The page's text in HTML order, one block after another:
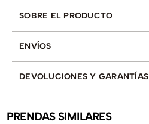
SOBRE EL PRODUCTO
ENVÍOS
DEVOLUCIONES Y GARANTÍAS
PRENDAS SIMILARES